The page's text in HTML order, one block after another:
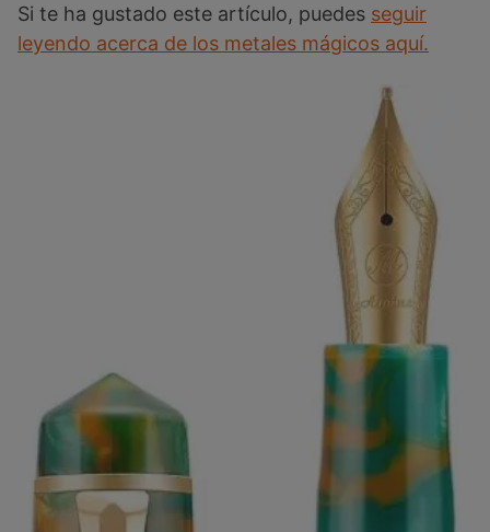
Si te ha gustado este artículo, puedes seguir
leyendo acerca de los metales mágicos aquí.